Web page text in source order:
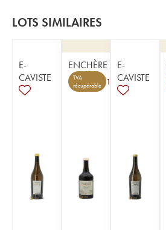
LOTS SIMILAIRES
E-
CAVISTE
ENCHÈRE
TVA
récupérable
1
E-
CAVISTE